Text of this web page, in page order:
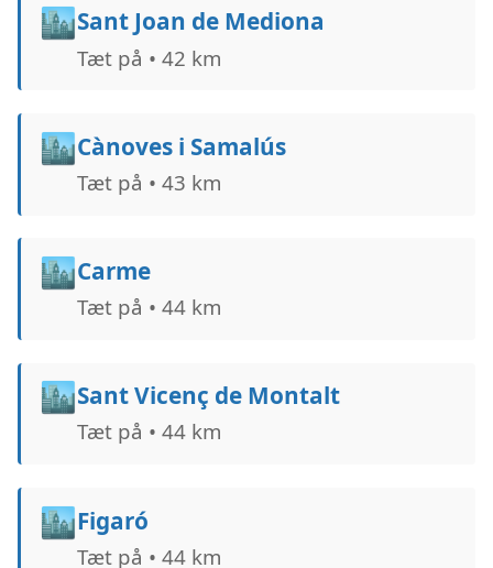
🏙️Sant Joan de Mediona
Tæt på • 42 km
🏙️Cànoves i Samalús
Tæt på • 43 km
🏙️Carme
Tæt på • 44 km
🏙️Sant Vicenç de Montalt
Tæt på • 44 km
🏙️Figaró
Tæt på • 44 km